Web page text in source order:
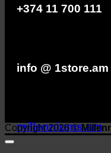
+374 11 700 111
info @ 1store.am
millenniums.am
Copyright 2026 ©